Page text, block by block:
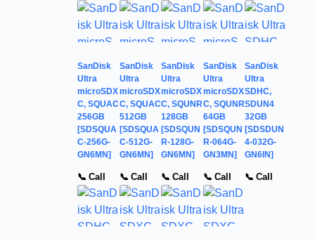
SanDisk
Ultra
microSDX
C, SQUAC
256GB
[SDSQUA
C-256G-
GN6MN]
📞 Call
SanDisk
Ultra
microSDX
C, SQUAC
512GB
[SDSQUA
C-512G-
GN6MN]
📞 Call
SanDisk
Ultra
microSDX
C, SQUNR
128GB
[SDSQUN
R-128G-
GN6MN]
📞 Call
SanDisk
Ultra
microSDX
C, SQUNR
64GB
[SDSQUN
R-064G-
GN3MN]
📞 Call
SanDisk
Ultra
SDHC,
SDUN4
32GB
[SDSDUN
4-032G-
GN6IN]
📞 Call